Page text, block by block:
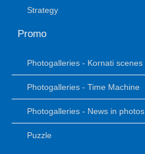
Strategy
Promo
Photogalleries - Kornati scenes
Photogalleries - Time Machine
Photogalleries - News in photos
Puzzle